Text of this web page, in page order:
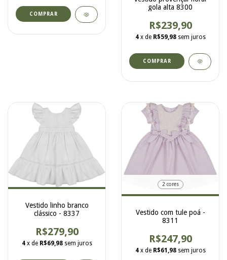
COMPRAR
gola alta 8300
R$239,90
4 x de R$59,98 sem juros
COMPRAR
Vestido linho branco
clássico - 8337
R$279,90
4 x de R$69,98 sem juros
2 cores
Vestido com tule poá -
8311
R$247,90
4 x de R$61,98 sem juros